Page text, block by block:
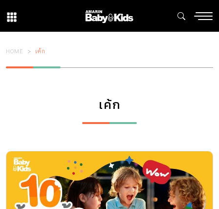
HOME เค้ก
เค้ก